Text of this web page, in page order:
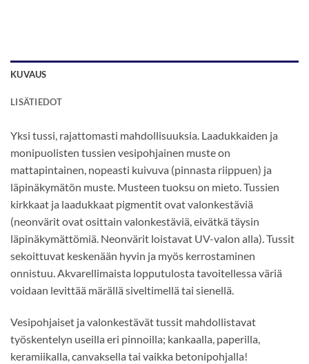
KUVAUS
LISÄTIEDOT
Yksi tussi, rajattomasti mahdollisuuksia. Laadukkaiden ja
monipuolisten tussien vesipohjainen muste on
mattapintainen, nopeasti kuivuva (pinnasta riippuen) ja
läpinäkymätön muste. Musteen tuoksu on mieto. Tussien
kirkkaat ja laadukkaat pigmentit ovat valonkestäviä
(neonvärit ovat osittain valonkestäviä, eivätkä täysin
läpinäkymättömiä. Neonvärit loistavat UV-valon alla). Tussit
sekoittuvat keskenään hyvin ja myös kerrostaminen
onnistuu. Akvarellimaista lopputulosta tavoitellessa väriä
voidaan levittää märällä siveltimellä tai sienellä.
Vesipohjaiset ja valonkestävät tussit mahdollistavat
työskentelyn useilla eri pinnoilla; kankaalla, paperilla,
keramiikalla, canvaksella tai vaikka betonipohjalla!